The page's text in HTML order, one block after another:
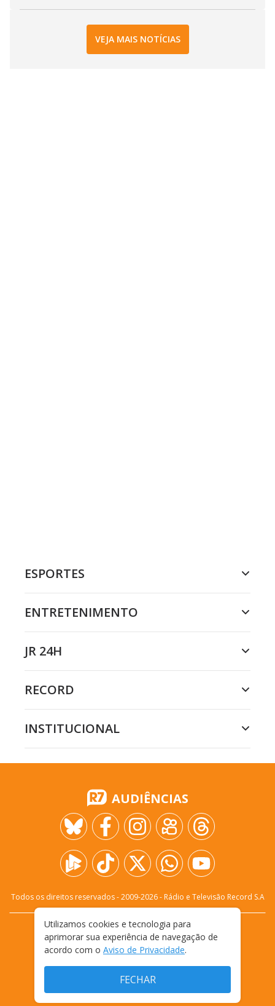
VEJA MAIS NOTÍCIAS
ESPORTES
ENTRETENIMENTO
JR 24H
RECORD
INSTITUCIONAL
AUDIÊNCIAS
Todos os direitos reservados - 2009-2026- Rádio e Televisão Record S.A
FALE CONOSCO
PRIVACIDADE
TERMOS E CONDIÇÕES DE USO
Utilizamos cookies e tecnologia para
aprimorar sua experiência de navegação de
acordo com o Aviso de Privacidade.
FECHAR